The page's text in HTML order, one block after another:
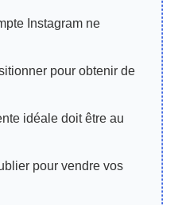
Instagram ne
pour obtenir de
idéale doit être au
pour vendre vos